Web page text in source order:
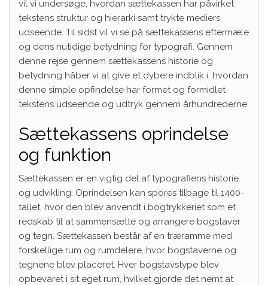
vil vi undersøge, hvordan sættekassen har påvirket
tekstens struktur og hierarki samt trykte mediers
udseende. Til sidst vil vi se på sættekassens eftermæle
og dens nutidige betydning for typografi. Gennem
denne rejse gennem sættekassens historie og
betydning håber vi at give et dybere indblik i, hvordan
denne simple opfindelse har formet og formidlet
tekstens udseende og udtryk gennem århundrederne.
Sættekassens oprindelse
og funktion
Sættekassen er en vigtig del af typografiens historie
og udvikling. Oprindelsen kan spores tilbage til 1400-
tallet, hvor den blev anvendt i bogtrykkeriet som et
redskab til at sammensætte og arrangere bogstaver
og tegn. Sættekassen består af en træramme med
forskellige rum og rumdelere, hvor bogstaverne og
tegnene blev placeret. Hver bogstavstype blev
opbevaret i sit eget rum, hvilket gjorde det nemt at